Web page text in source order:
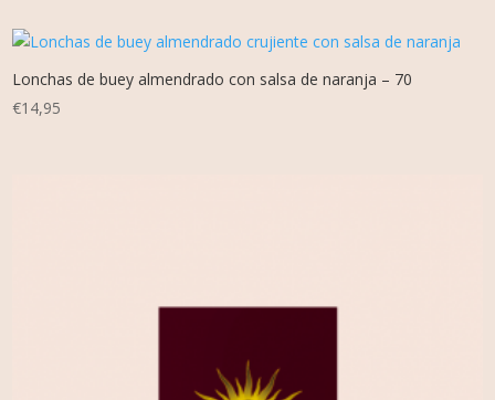
Lonchas de buey almendrado con salsa de naranja – 70
€14,95